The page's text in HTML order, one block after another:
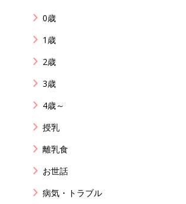
0歳
1歳
2歳
3歳
4歳～
授乳
離乳食
お世話
病気・トラブル